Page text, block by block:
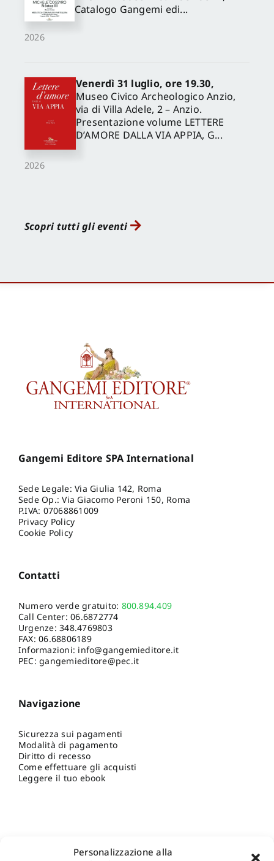
Personalizzazione alla
2026
Catalogo Gangemi edi...
2026
Venerdì 31 luglio, ore 19.30,
Museo Civico Archeologico Anzio,
via di Villa Adele, 2 – Anzio.
Presentazione volume LETTERE
D’AMORE DALLA VIA APPIA, G...
Scopri tutti gli eventi
Gangemi Editore SPA International
Sede Legale: Via Giulia 142, Roma
Sede Op.: Via Giacomo Peroni 150, Roma
P.IVA: 07068861009
Privacy Policy
Cookie Policy
Contatti
Numero verde gratuito: 800.894.409
Call Center:06.6872774
Urgenze:348.4769803
FAX: 06.68806189
Informazioni: info@gangemieditore.it
PEC: gangemieditore@pec.it
Navigazione
Sicurezza sui pagamenti
Modalità di pagamento
Diritto di recesso
Come effettuare gli acquisti
Leggere il tuo ebook